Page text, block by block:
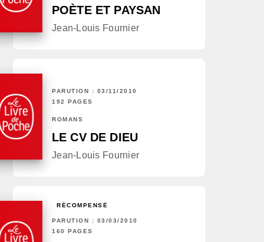
POÈTE ET PAYSAN
Jean-Louis Fournier
PARUTION : 03/11/2010
192 PAGES
ROMANS
LE CV DE DIEU
Jean-Louis Fournier
RÉCOMPENSÉ
PARUTION : 03/03/2010
160 PAGES